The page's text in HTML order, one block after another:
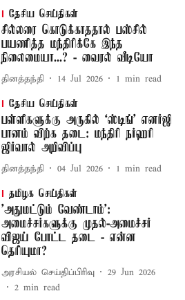
தேசிய செய்திகள்
சில்லரை கொடுக்காததால் பஸ்சில்
பயணித்த மந்திரிக்கே இந்த
நிலைமையா...? - வைரல் வீடியோ
தினத்தந்தி 14 Jul 2026 1 min read
தேசிய செய்திகள்
பள்ளிகளுக்கு அருகில் ‘ஸ்டிங்’ எனர்ஜி
பானம் விற்க தடை: மந்திரி நர்ஹரி
ஜிர்வால் அறிவிப்பு
தினத்தந்தி 04 Jul 2026 1 min read
தமிழக செய்திகள்
'அதுமட்டும் வேண்டாம்':
அமைச்சர்களுக்கு முதல்-அமைச்சர்
விஜய் போட்ட தடை - என்ன
தெரியுமா?
அரசியல் செய்திப்பிரிவு
29 Jun 2026
2 min read